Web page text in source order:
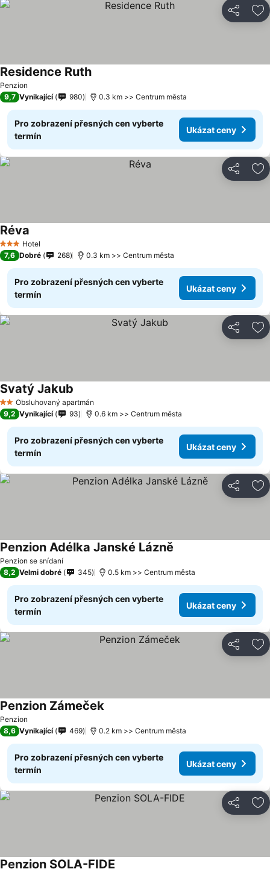
Sdílet
Penzion
Residence RuthUkázat ceny
9,7 Vynikající 980 0.3 km >> Centrum města
Pro zobrazení přesných cen vyberte
termín
Ukázat ceny
Sdílet
3 Počet hvězdiček
Hotel
Réva
7,6 Dobré 268 0.3 km >> Centrum města
Pro zobrazení přesných cen vyberte
termín
Ukázat ceny
Sdílet
2 Počet hvězdiček
Obsluhovaný apartmán
Svatý Jakub
9,2 Vynikající 93 0.6 km >> Centrum města
Pro zobrazení přesných cen vyberte
termín
Ukázat ceny
Sdílet
Penzion se snídaní
Penzion Adélka Janské Lázně
8,2 Velmi dobré 345 0.5 km >> Centrum města
Pro zobrazení přesných cen vyberte
termín
Ukázat ceny
Sdílet
Penzion
Penzion ZámečekUkázat ceny
8,6 Vynikající 469 0.2 km >> Centrum města
Pro zobrazení přesných cen vyberte
termín
Ukázat ceny
Sdílet
Penzion SOLA-FIDE